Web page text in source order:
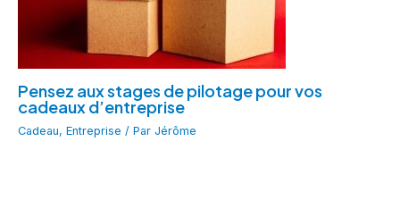
Pensez aux stages de pilotage pour vos
cadeaux d’entreprise
Cadeau, Entreprise / Par Jérôme